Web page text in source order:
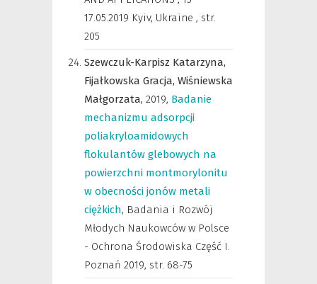
17.05.2019 Kyiv, Ukraine , str.
205
Szewczuk-Karpisz Katarzyna,
Fijałkowska Gracja, Wiśniewska
Małgorzata, 2019, Badanie
mechanizmu adsorpcji
poliakryloamidowych
flokulantów glebowych na
powierzchni montmorylonitu
w obecności jonów metali
ciężkich, Badania i Rozwój
Młodych Naukowców w Polsce
- Ochrona Środowiska Część I.
Poznań 2019, str. 68-75